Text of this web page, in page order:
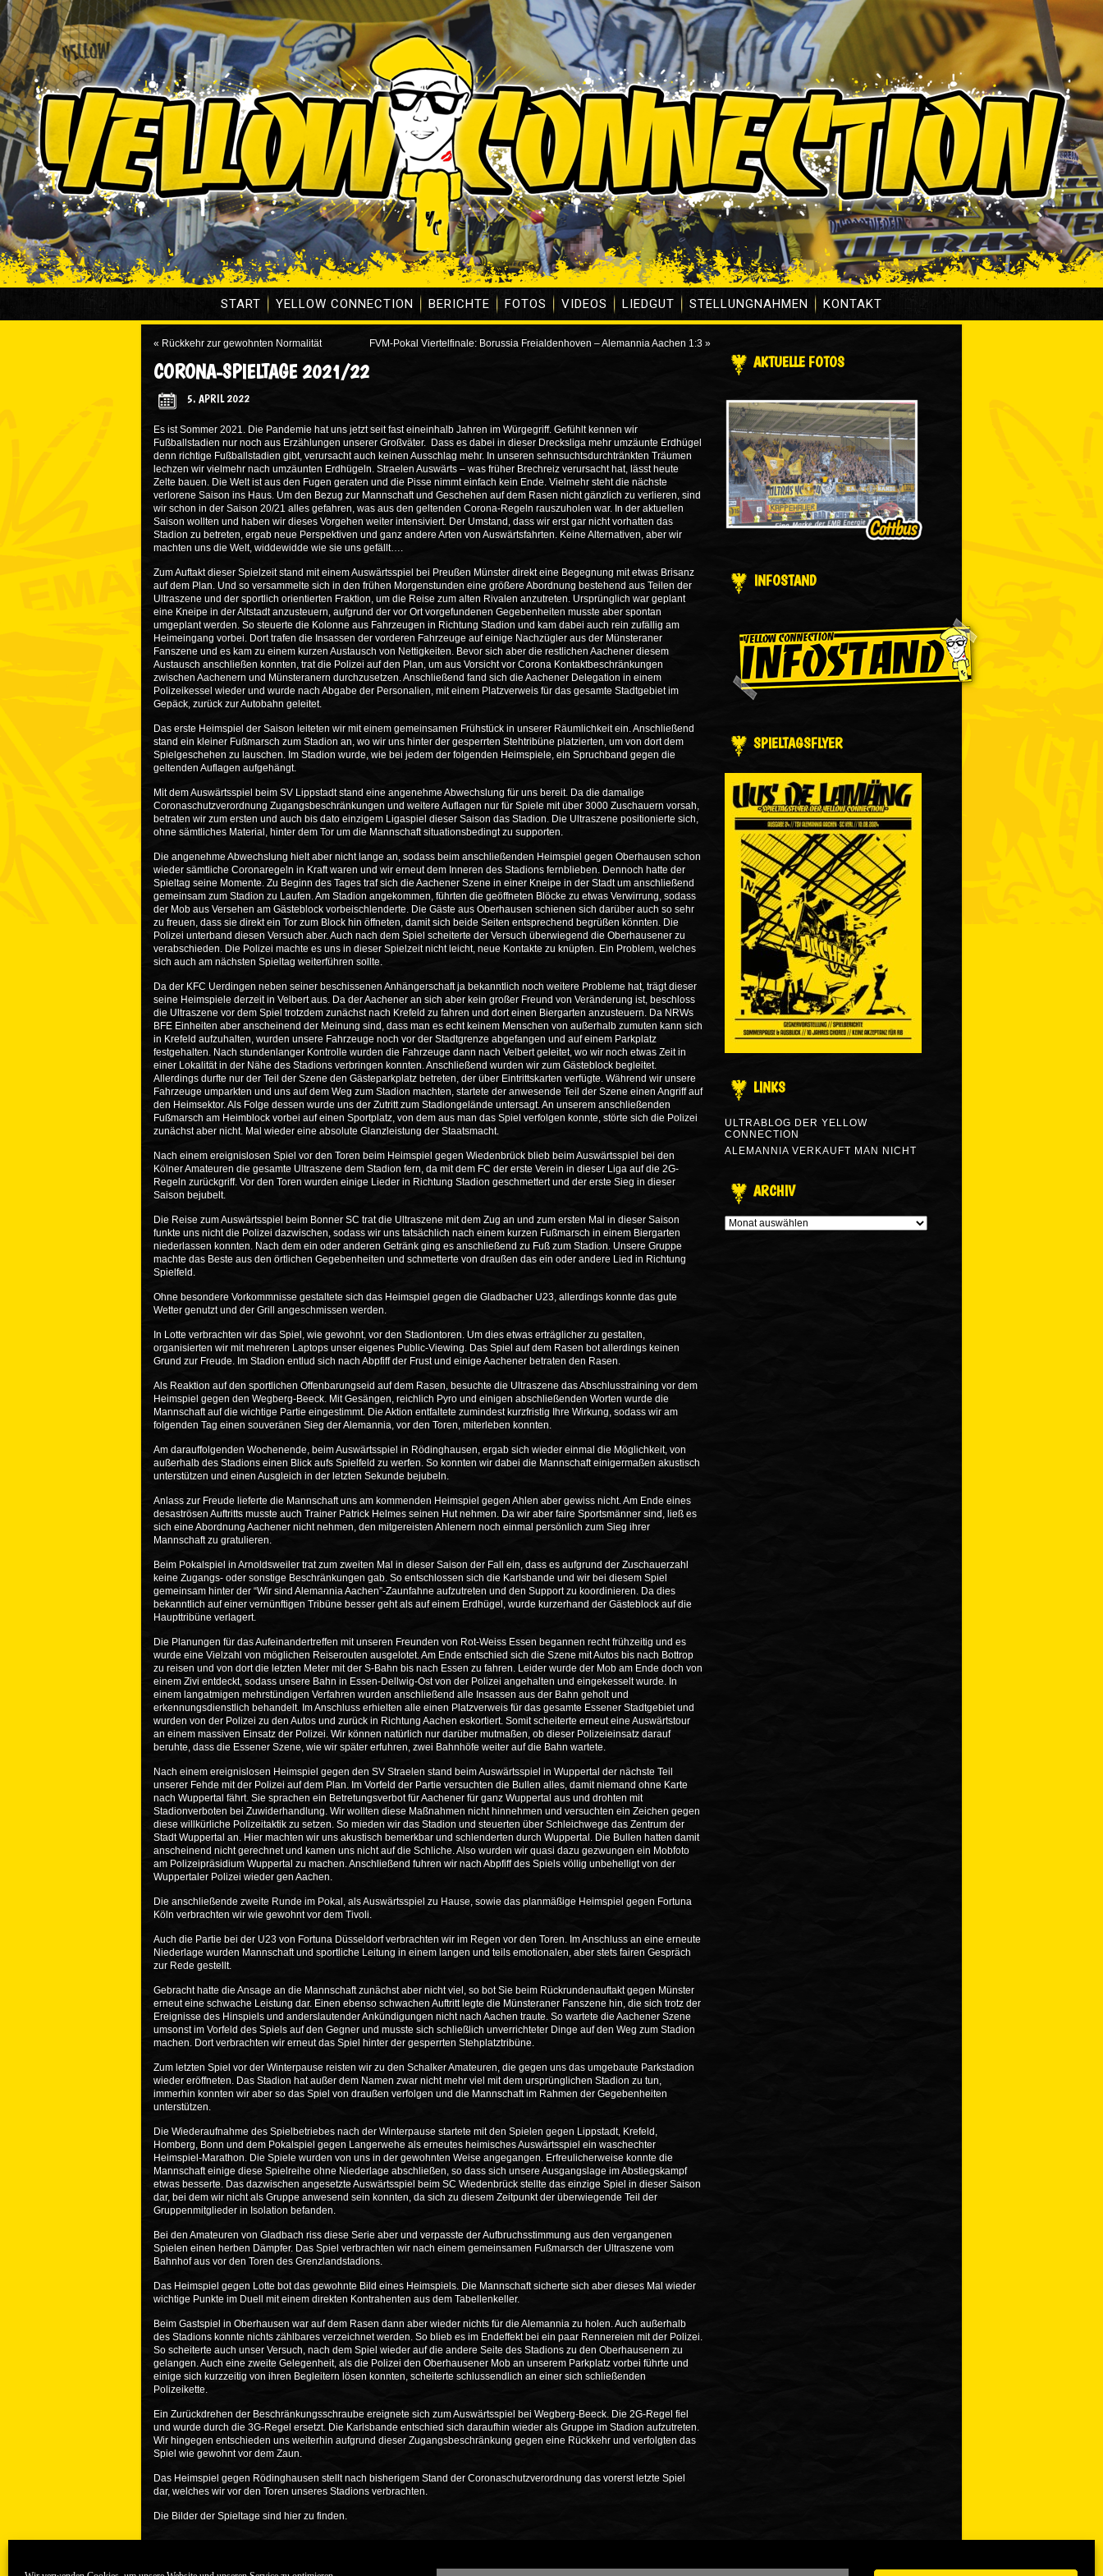
START YELLOW CONNECTION BERICHTE FOTOS VIDEOS LIEDGUT STELLUNGNAHMEN KONTAKT
« Rückkehr zur gewohnten Normalität FVM-Pokal Viertelfinale: Borussia Freialdenhoven – Alemannia Aachen 1:3 »
CORONA-SPIELTAGE 2021/22
5. APRIL 2022
Es ist Sommer 2021. Die Pandemie hat uns jetzt seit fast eineinhalb Jahren im Würgegriff. Gefühlt kennen wir
Fußballstadien nur noch aus Erzählungen unserer Großväter. Dass es dabei in dieser Drecksliga mehr umzäunte Erdhügel
denn richtige Fußballstadien gibt, verursacht auch keinen Ausschlag mehr. In unseren sehnsuchtsdurchtränkten Träumen
lechzen wir vielmehr nach umzäunten Erdhügeln. Straelen Auswärts – was früher Brechreiz verursacht hat, lässt heute
Zelte bauen. Die Welt ist aus den Fugen geraten und die Pisse nimmt einfach kein Ende. Vielmehr steht die nächste
verlorene Saison ins Haus. Um den Bezug zur Mannschaft und Geschehen auf dem Rasen nicht gänzlich zu verlieren, sind
wir schon in der Saison 20/21 alles gefahren, was aus den geltenden Corona-Regeln rauszuholen war. In der aktuellen
Saison wollten und haben wir dieses Vorgehen weiter intensiviert. Der Umstand, dass wir erst gar nicht vorhatten das
Stadion zu betreten, ergab neue Perspektiven und ganz andere Arten von Auswärtsfahrten. Keine Alternativen, aber wir
machten uns die Welt, widdewidde wie sie uns gefällt….
Zum Auftakt dieser Spielzeit stand mit einem Auswärtsspiel bei Preußen Münster direkt eine Begegnung mit etwas Brisanz
auf dem Plan. Und so versammelte sich in den frühen Morgenstunden eine größere Abordnung bestehend aus Teilen der
Ultraszene und der sportlich orientierten Fraktion, um die Reise zum alten Rivalen anzutreten. Ursprünglich war geplant
eine Kneipe in der Altstadt anzusteuern, aufgrund der vor Ort vorgefundenen Gegebenheiten musste aber spontan
umgeplant werden. So steuerte die Kolonne aus Fahrzeugen in Richtung Stadion und kam dabei auch rein zufällig am
Heimeingang vorbei. Dort trafen die Insassen der vorderen Fahrzeuge auf einige Nachzügler aus der Münsteraner
Fanszene und es kam zu einem kurzen Austausch von Nettigkeiten. Bevor sich aber die restlichen Aachener diesem
Austausch anschließen konnten, trat die Polizei auf den Plan, um aus Vorsicht vor Corona Kontaktbeschränkungen
zwischen Aachenern und Münsteranern durchzusetzen. Anschließend fand sich die Aachener Delegation in einem
Polizeikessel wieder und wurde nach Abgabe der Personalien, mit einem Platzverweis für das gesamte Stadtgebiet im
Gepäck, zurück zur Autobahn geleitet.
Das erste Heimspiel der Saison leiteten wir mit einem gemeinsamen Frühstück in unserer Räumlichkeit ein. Anschließend
stand ein kleiner Fußmarsch zum Stadion an, wo wir uns hinter der gesperrten Stehtribüne platzierten, um von dort dem
Spielgeschehen zu lauschen. Im Stadion wurde, wie bei jedem der folgenden Heimspiele, ein Spruchband gegen die
geltenden Auflagen aufgehängt.
Mit dem Auswärtsspiel beim SV Lippstadt stand eine angenehme Abwechslung für uns bereit. Da die damalige
Coronaschutzverordnung Zugangsbeschränkungen und weitere Auflagen nur für Spiele mit über 3000 Zuschauern vorsah,
betraten wir zum ersten und auch bis dato einzigem Ligaspiel dieser Saison das Stadion. Die Ultraszene positionierte sich,
ohne sämtliches Material, hinter dem Tor um die Mannschaft situationsbedingt zu supporten.
Die angenehme Abwechslung hielt aber nicht lange an, sodass beim anschließenden Heimspiel gegen Oberhausen schon
wieder sämtliche Coronaregeln in Kraft waren und wir erneut dem Inneren des Stadions fernblieben. Dennoch hatte der
Spieltag seine Momente. Zu Beginn des Tages traf sich die Aachener Szene in einer Kneipe in der Stadt um anschließend
gemeinsam zum Stadion zu Laufen. Am Stadion angekommen, führten die geöffneten Blöcke zu etwas Verwirrung, sodass
der Mob aus Versehen am Gästeblock vorbeischlenderte. Die Gäste aus Oberhausen schienen sich darüber auch so sehr
zu freuen, dass sie direkt ein Tor zum Block hin öffneten, damit sich beide Seiten entsprechend begrüßen könnten. Die
Polizei unterband diesen Versuch aber. Auch nach dem Spiel scheiterte der Versuch überwiegend die Oberhausener zu
verabschieden. Die Polizei machte es uns in dieser Spielzeit nicht leicht, neue Kontakte zu knüpfen. Ein Problem, welches
sich auch am nächsten Spieltag weiterführen sollte.
Da der KFC Uerdingen neben seiner beschissenen Anhängerschaft ja bekanntlich noch weitere Probleme hat, trägt dieser
seine Heimspiele derzeit in Velbert aus. Da der Aachener an sich aber kein großer Freund von Veränderung ist, beschloss
die Ultraszene vor dem Spiel trotzdem zunächst nach Krefeld zu fahren und dort einen Biergarten anzusteuern. Da NRWs
BFE Einheiten aber anscheinend der Meinung sind, dass man es echt keinem Menschen von außerhalb zumuten kann sich
in Krefeld aufzuhalten, wurden unsere Fahrzeuge noch vor der Stadtgrenze abgefangen und auf einem Parkplatz
festgehalten. Nach stundenlanger Kontrolle wurden die Fahrzeuge dann nach Velbert geleitet, wo wir noch etwas Zeit in
einer Lokalität in der Nähe des Stadions verbringen konnten. Anschließend wurden wir zum Gästeblock begleitet.
Allerdings durfte nur der Teil der Szene den Gästeparkplatz betreten, der über Eintrittskarten verfügte. Während wir unsere
Fahrzeuge umparkten und uns auf dem Weg zum Stadion machten, startete der anwesende Teil der Szene einen Angriff auf
den Heimsektor. Als Folge dessen wurde uns der Zutritt zum Stadiongelände untersagt. An unserem anschließenden
Fußmarsch am Heimblock vorbei auf einen Sportplatz, von dem aus man das Spiel verfolgen konnte, störte sich die Polizei
zunächst aber nicht. Mal wieder eine absolute Glanzleistung der Staatsmacht.
Nach einem ereignislosen Spiel vor den Toren beim Heimspiel gegen Wiedenbrück blieb beim Auswärtsspiel bei den
Kölner Amateuren die gesamte Ultraszene dem Stadion fern, da mit dem FC der erste Verein in dieser Liga auf die 2G-
Regeln zurückgriff. Vor den Toren wurden einige Lieder in Richtung Stadion geschmettert und der erste Sieg in dieser
Saison bejubelt.
Die Reise zum Auswärtsspiel beim Bonner SC trat die Ultraszene mit dem Zug an und zum ersten Mal in dieser Saison
funkte uns nicht die Polizei dazwischen, sodass wir uns tatsächlich nach einem kurzen Fußmarsch in einem Biergarten
niederlassen konnten. Nach dem ein oder anderen Getränk ging es anschließend zu Fuß zum Stadion. Unsere Gruppe
machte das Beste aus den örtlichen Gegebenheiten und schmetterte von draußen das ein oder andere Lied in Richtung
Spielfeld.
Ohne besondere Vorkommnisse gestaltete sich das Heimspiel gegen die Gladbacher U23, allerdings konnte das gute
Wetter genutzt und der Grill angeschmissen werden.
In Lotte verbrachten wir das Spiel, wie gewohnt, vor den Stadiontoren. Um dies etwas erträglicher zu gestalten,
organisierten wir mit mehreren Laptops unser eigenes Public-Viewing. Das Spiel auf dem Rasen bot allerdings keinen
Grund zur Freude. Im Stadion entlud sich nach Abpfiff der Frust und einige Aachener betraten den Rasen.
Als Reaktion auf den sportlichen Offenbarungseid auf dem Rasen, besuchte die Ultraszene das Abschlusstraining vor dem
Heimspiel gegen den Wegberg-Beeck. Mit Gesängen, reichlich Pyro und einigen abschließenden Worten wurde die
Mannschaft auf die wichtige Partie eingestimmt. Die Aktion entfaltete zumindest kurzfristig Ihre Wirkung, sodass wir am
folgenden Tag einen souveränen Sieg der Alemannia, vor den Toren, miterleben konnten.
Am darauffolgenden Wochenende, beim Auswärtsspiel in Rödinghausen, ergab sich wieder einmal die Möglichkeit, von
außerhalb des Stadions einen Blick aufs Spielfeld zu werfen. So konnten wir dabei die Mannschaft einigermaßen akustisch
unterstützen und einen Ausgleich in der letzten Sekunde bejubeln.
Anlass zur Freude lieferte die Mannschaft uns am kommenden Heimspiel gegen Ahlen aber gewiss nicht. Am Ende eines
desaströsen Auftritts musste auch Trainer Patrick Helmes seinen Hut nehmen. Da wir aber faire Sportsmänner sind, ließ es
sich eine Abordnung Aachener nicht nehmen, den mitgereisten Ahlenern noch einmal persönlich zum Sieg ihrer
Mannschaft zu gratulieren.
Beim Pokalspiel in Arnoldsweiler trat zum zweiten Mal in dieser Saison der Fall ein, dass es aufgrund der Zuschauerzahl
keine Zugangs- oder sonstige Beschränkungen gab. So entschlossen sich die Karlsbande und wir bei diesem Spiel
gemeinsam hinter der “Wir sind Alemannia Aachen”-Zaunfahne aufzutreten und den Support zu koordinieren. Da dies
bekanntlich auf einer vernünftigen Tribüne besser geht als auf einem Erdhügel, wurde kurzerhand der Gästeblock auf die
Haupttribüne verlagert.
Die Planungen für das Aufeinandertreffen mit unseren Freunden von Rot-Weiss Essen begannen recht frühzeitig und es
wurde eine Vielzahl von möglichen Reiserouten ausgelotet. Am Ende entschied sich die Szene mit Autos bis nach Bottrop
zu reisen und von dort die letzten Meter mit der S-Bahn bis nach Essen zu fahren. Leider wurde der Mob am Ende doch von
einem Zivi entdeckt, sodass unsere Bahn in Essen-Dellwig-Ost von der Polizei angehalten und eingekesselt wurde. In
einem langatmigen mehrstündigen Verfahren wurden anschließend alle Insassen aus der Bahn geholt und
erkennungsdienstlich behandelt. Im Anschluss erhielten alle einen Platzverweis für das gesamte Essener Stadtgebiet und
wurden von der Polizei zu den Autos und zurück in Richtung Aachen eskortiert. Somit scheiterte erneut eine Auswärtstour
an einem massiven Einsatz der Polizei. Wir können natürlich nur darüber mutmaßen, ob dieser Polizeieinsatz darauf
beruhte, dass die Essener Szene, wie wir später erfuhren, zwei Bahnhöfe weiter auf die Bahn wartete.
Nach einem ereignislosen Heimspiel gegen den SV Straelen stand beim Auswärtsspiel in Wuppertal der nächste Teil
unserer Fehde mit der Polizei auf dem Plan. Im Vorfeld der Partie versuchten die Bullen alles, damit niemand ohne Karte
nach Wuppertal fährt. Sie sprachen ein Betretungsverbot für Aachener für ganz Wuppertal aus und drohten mit
Stadionverboten bei Zuwiderhandlung. Wir wollten diese Maßnahmen nicht hinnehmen und versuchten ein Zeichen gegen
diese willkürliche Polizeitaktik zu setzen. So mieden wir das Stadion und steuerten über Schleichwege das Zentrum der
Stadt Wuppertal an. Hier machten wir uns akustisch bemerkbar und schlenderten durch Wuppertal. Die Bullen hatten damit
anscheinend nicht gerechnet und kamen uns nicht auf die Schliche. Also wurden wir quasi dazu gezwungen ein Mobfoto
am Polizeipräsidium Wuppertal zu machen. Anschließend fuhren wir nach Abpfiff des Spiels völlig unbehelligt von der
Wuppertaler Polizei wieder gen Aachen.
Die anschließende zweite Runde im Pokal, als Auswärtsspiel zu Hause, sowie das planmäßige Heimspiel gegen Fortuna
Köln verbrachten wir wie gewohnt vor dem Tivoli.
Auch die Partie bei der U23 von Fortuna Düsseldorf verbrachten wir im Regen vor den Toren. Im Anschluss an eine erneute
Niederlage wurden Mannschaft und sportliche Leitung in einem langen und teils emotionalen, aber stets fairen Gespräch
zur Rede gestellt.
Gebracht hatte die Ansage an die Mannschaft zunächst aber nicht viel, so bot Sie beim Rückrundenauftakt gegen Münster
erneut eine schwache Leistung dar. Einen ebenso schwachen Auftritt legte die Münsteraner Fanszene hin, die sich trotz der
Ereignisse des Hinspiels und anderslautender Ankündigungen nicht nach Aachen traute. So wartete die Aachener Szene
umsonst im Vorfeld des Spiels auf den Gegner und musste sich schließlich unverrichteter Dinge auf den Weg zum Stadion
machen. Dort verbrachten wir erneut das Spiel hinter der gesperrten Stehplatztribüne.
Zum letzten Spiel vor der Winterpause reisten wir zu den Schalker Amateuren, die gegen uns das umgebaute Parkstadion
wieder eröffneten. Das Stadion hat außer dem Namen zwar nicht mehr viel mit dem ursprünglichen Stadion zu tun,
immerhin konnten wir aber so das Spiel von draußen verfolgen und die Mannschaft im Rahmen der Gegebenheiten
unterstützen.
Die Wiederaufnahme des Spielbetriebes nach der Winterpause startete mit den Spielen gegen Lippstadt, Krefeld,
Homberg, Bonn und dem Pokalspiel gegen Langerwehe als erneutes heimisches Auswärtsspiel ein waschechter
Heimspiel-Marathon. Die Spiele wurden von uns in der gewohnten Weise angegangen. Erfreulicherweise konnte die
Mannschaft einige diese Spielreihe ohne Niederlage abschließen, so dass sich unsere Ausgangslage im Abstiegskampf
etwas besserte. Das dazwischen angesetzte Auswärtsspiel beim SC Wiedenbrück stellte das einzige Spiel in dieser Saison
dar, bei dem wir nicht als Gruppe anwesend sein konnten, da sich zu diesem Zeitpunkt der überwiegende Teil der
Gruppenmitglieder in Isolation befanden.
Bei den Amateuren von Gladbach riss diese Serie aber und verpasste der Aufbruchsstimmung aus den vergangenen
Spielen einen herben Dämpfer. Das Spiel verbrachten wir nach einem gemeinsamen Fußmarsch der Ultraszene vom
Bahnhof aus vor den Toren des Grenzlandstadions.
Das Heimspiel gegen Lotte bot das gewohnte Bild eines Heimspiels. Die Mannschaft sicherte sich aber dieses Mal wieder
wichtige Punkte im Duell mit einem direkten Kontrahenten aus dem Tabellenkeller.
Beim Gastspiel in Oberhausen war auf dem Rasen dann aber wieder nichts für die Alemannia zu holen. Auch außerhalb
des Stadions konnte nichts zählbares verzeichnet werden. So blieb es im Endeffekt bei ein paar Rennereien mit der Polizei.
So scheiterte auch unser Versuch, nach dem Spiel wieder auf die andere Seite des Stadions zu den Oberhausenern zu
gelangen. Auch eine zweite Gelegenheit, als die Polizei den Oberhausener Mob an unserem Parkplatz vorbei führte und
einige sich kurzzeitig von ihren Begleitern lösen konnten, scheiterte schlussendlich an einer sich schließenden
Polizeikette.
Ein Zurückdrehen der Beschränkungsschraube ereignete sich zum Auswärtsspiel bei Wegberg-Beeck. Die 2G-Regel fiel
und wurde durch die 3G-Regel ersetzt. Die Karlsbande entschied sich daraufhin wieder als Gruppe im Stadion aufzutreten.
Wir hingegen entschieden uns weiterhin aufgrund dieser Zugangsbeschränkung gegen eine Rückkehr und verfolgten das
Spiel wie gewohnt vor dem Zaun.
Das Heimspiel gegen Rödinghausen stellt nach bisherigem Stand der Coronaschutzverordnung das vorerst letzte Spiel
dar, welches wir vor den Toren unseres Stadions verbrachten.
Die Bilder der Spieltage sind hier zu finden.
AKTUELLE FOTOS
INFOSTAND
SPIELTAGSFLYER
LINKS
ULTRABLOG DER YELLOW
CONNECTION
ALEMANNIA VERKAUFT MAN NICHT
ARCHIV
ARCHIV